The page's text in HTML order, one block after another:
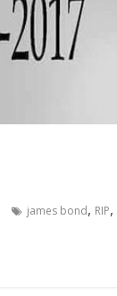
james bond, RIP,